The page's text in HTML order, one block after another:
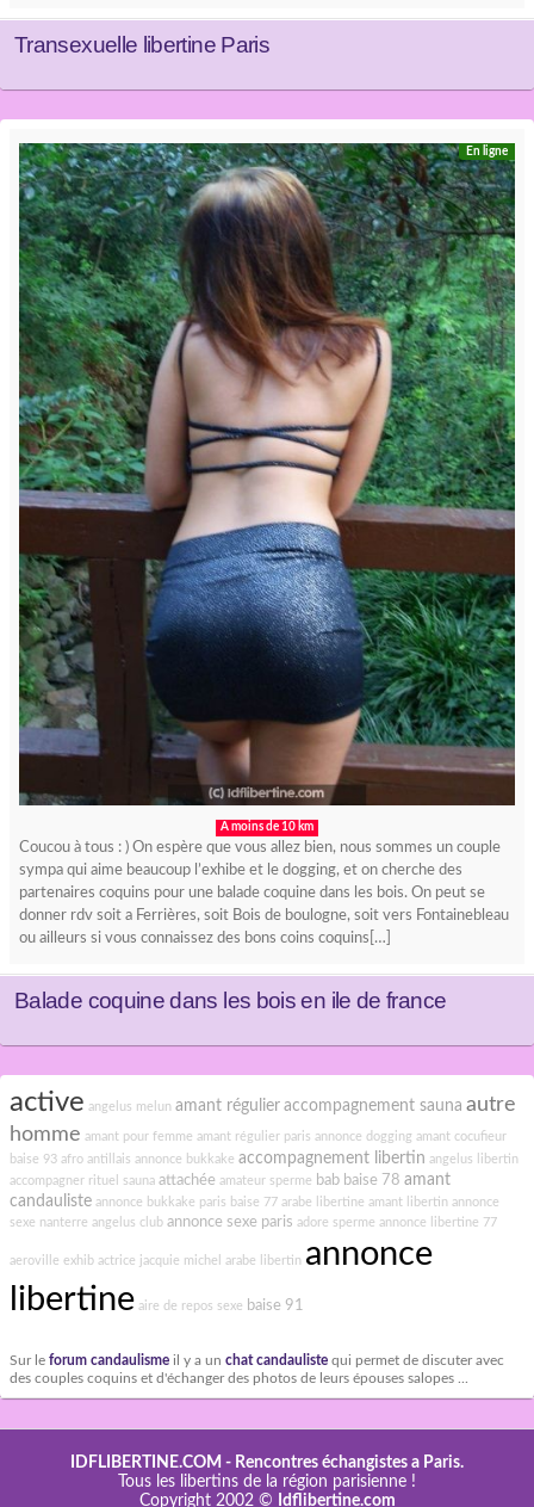
Transexuelle libertine Paris
En ligne
A moins de 10 km
Coucou à tous : ) On espère que vous allez bien, nous sommes un couple
sympa qui aime beaucoup l’exhibe et le dogging, et on cherche des
partenaires coquins pour une balade coquine dans les bois. On peut se
donner rdv soit a Ferrières, soit Bois de boulogne, soit vers Fontainebleau
ou ailleurs si vous connaissez des bons coins coquins[…]
Balade coquine dans les bois en ile de france
active angelus melun amant régulier accompagnement sauna autre
homme amant pour femme amant régulier paris annonce dogging amant cocufieur
baise 93 afro antillais annonce bukkake accompagnement libertin angelus libertin
accompagner rituel sauna attachée amateur sperme bab baise 78 amant
candauliste annonce bukkake paris baise 77 arabe libertine amant libertin annonce
sexe nanterre angelus club annonce sexe paris adore sperme annonce libertine 77
aeroville exhib actrice jacquie michel arabe libertin annonce
libertine aire de repos sexe baise 91
Sur le forum candaulisme il y a un chat candauliste qui permet de discuter avec
des couples coquins et d'échanger des photos de leurs épouses salopes ...
IDFLIBERTINE.COM - Rencontres échangistes a Paris.
Tous les libertins de la région parisienne !
Copyright 2002 ©
Idflibertine.com